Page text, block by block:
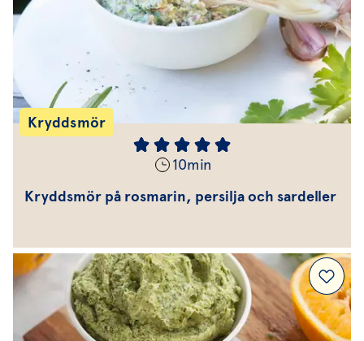
Kryddsmör
10min
Kryddsmör på rosmarin, persilja och sardeller